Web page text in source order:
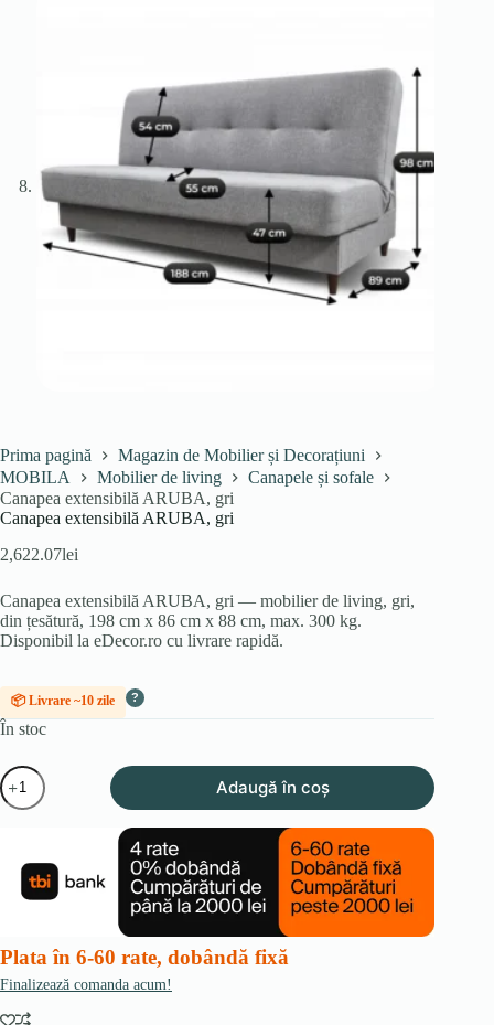
Prima pagină
Magazin de Mobilier și Decorațiuni
MOBILA
Mobilier de living
Canapele și sofale
Canapea extensibilă ARUBA, gri
Canapea extensibilă ARUBA, gri
2,622.07lei
Canapea extensibilă ARUBA, gri — mobilier de living, gri,
din țesătură, 198 cm x 86 cm x 88 cm, max. 300 kg.
Disponibil la eDecor.ro cu livrare rapidă.
📦 Livrare ~10 zile ?
În stoc
Cantitate
Canapea
extensibilă
Adaugă în coș
Plata în 6-60 rate, dobândă fixă
Finalizează comanda acum!